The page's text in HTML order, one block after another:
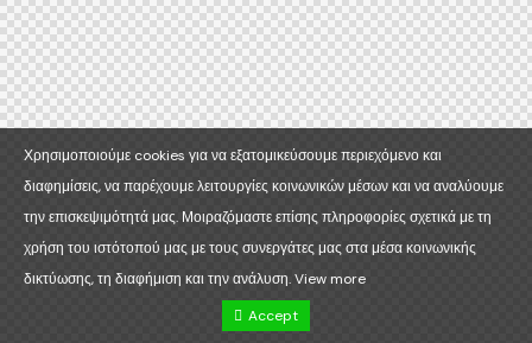
Χρησιμοποιούμε cookies για να εξατομικεύσουμε περιεχόμενο και
διαφημίσεις, να παρέχουμε λειτουργίες κοινωνικών μέσων και να αναλύουμε
την επισκεψιμότητά μας. Μοιραζόμαστε επίσης πληροφορίες σχετικά με τη
χρήση του ιστότοπού μας με τους συνεργάτες μας στα μέσα κοινωνικής
δικτύωσης, τη διαφήμιση και την ανάλυση.View more
Accept